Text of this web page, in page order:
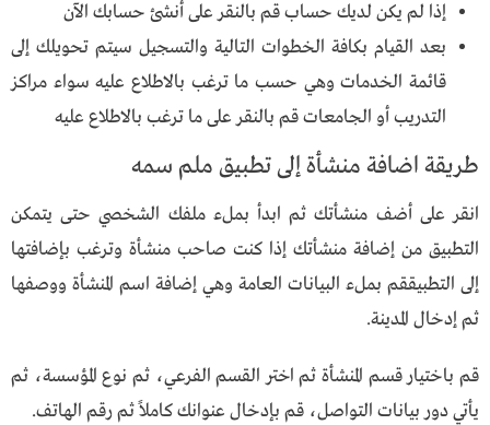
إذا لم يكن لديك حساب قم بالنقر على أنشئ حسابك الآن
بعد القيام بكافة الخطوات التالية والتسجيل سيتم تحويلك إلى
قائمة الخدمات وهي حسب ما ترغب بالاطلاع عليه سواء مراكز
التدريب أو الجامعات قم بالنقر على ما ترغب بالاطلاع عليه
طريقة اضافة منشأة إلى تطبيق ملم سمه
انقر على أضف منشأتك ثم ابدأ بملء ملفك الشخصي حتى يتمكن
التطبيق من إضافة منشأتك إذا كنت صاحب منشأة وترغب بإضافتها
إلى التطبيققم بملء البيانات العامة وهي إضافة اسم المنشأة ووصفها
ثم إدخال المدينة.
قم باختيار قسم المنشأة ثم اختر القسم الفرعي، ثم نوع المؤسسة، ثم
يأتي دور بيانات التواصل، قم بإدخال عنوانك كاملاً ثم رقم الهاتف.